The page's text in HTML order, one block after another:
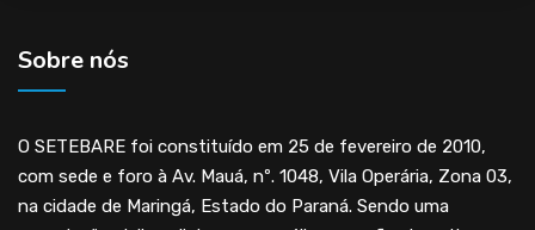
Sobre nós
O SETEBARE foi constituído em 25 de fevereiro de 2010,
com sede e foro à Av. Mauá, nº. 1048, Vila Operária, Zona 03,
na cidade de Maringá, Estado do Paraná. Sendo uma